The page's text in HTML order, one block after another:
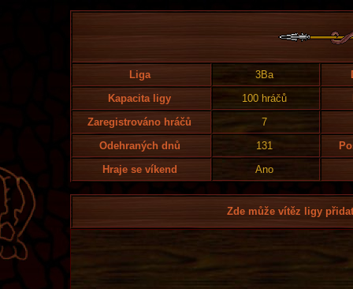
Liga 3Ba
Kapacita ligy
100 hráčů
Zaregistrováno hráčů
7
Odehraných dnů
131
Hraje se víkend
Ano
Zde může vítěz ligy